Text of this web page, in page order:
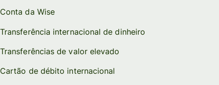
Conta da Wise
Transferência internacional de dinheiro
Transferências de valor elevado
Cartão de débito internacional